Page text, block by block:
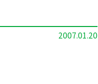
2007.01.20